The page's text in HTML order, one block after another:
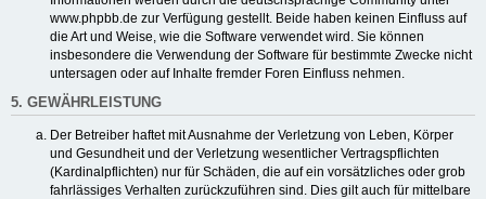
www.phpbb.de zur Verfügung gestellt. Beide haben keinen Einfluss auf
die Art und Weise, wie die Software verwendet wird. Sie können
insbesondere die Verwendung der Software für bestimmte Zwecke nicht
untersagen oder auf Inhalte fremder Foren Einfluss nehmen.
5. GEWÄHRLEISTUNG
Der Betreiber haftet mit Ausnahme der Verletzung von Leben, Körper
und Gesundheit und der Verletzung wesentlicher Vertragspflichten
(Kardinalpflichten) nur für Schäden, die auf ein vorsätzliches oder grob
fahrlässiges Verhalten zurückzuführen sind. Dies gilt auch für mittelbare